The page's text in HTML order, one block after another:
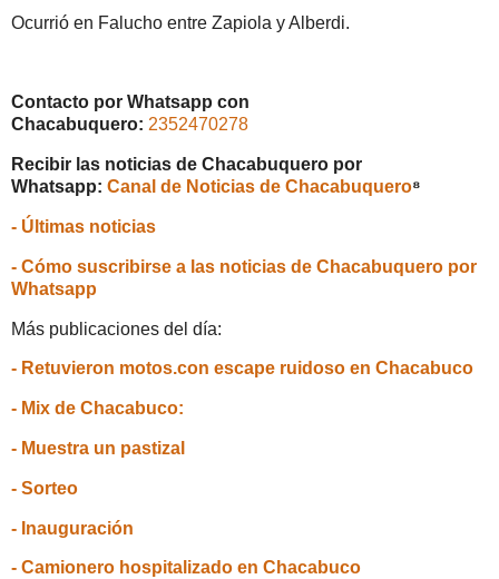
Ocurrió en Falucho entre Zapiola y Alberdi.
Contacto por Whatsapp con
Chacabuquero: 2352470278
Recibir las noticias de Chacabuquero por
Whatsapp: Canal de Noticias de Chacabuquero⁸
- Últimas noticias
- Cómo suscribirse a las noticias de Chacabuquero por
Whatsapp
Más publicaciones del día:
- Retuvieron motos.con escape ruidoso en Chacabuco
- Mix de Chacabuco:
- Muestra un pastizal
- Sorteo
- Inauguración
- Camionero hospitalizado en Chacabuco